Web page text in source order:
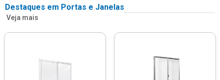
Destaques em Portas e Janelas
Veja mais